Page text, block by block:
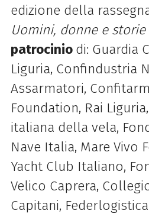
edizione della
Uomini, donne e
patrocinio di: Guardia
Liguria, Confindustria
Assarmatori,
Foundation, Rai
italiana della vela,
Nave Italia, Mare Vivo
Yacht Club Italiano,
Velico Caprera,
Capitani,